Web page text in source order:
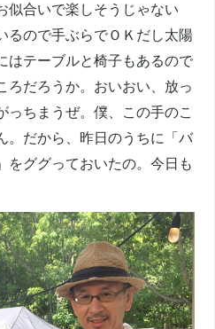
似合いで楽しそうじゃない
るので手ぶらでＯＫだし太陽
はテーブルと椅子もあるので
ろだろうか。おいおい、放っ
っちまうぜ。僕、この手のこ
。だから、昨日のうちに「バ
をググっておいたの。今日も